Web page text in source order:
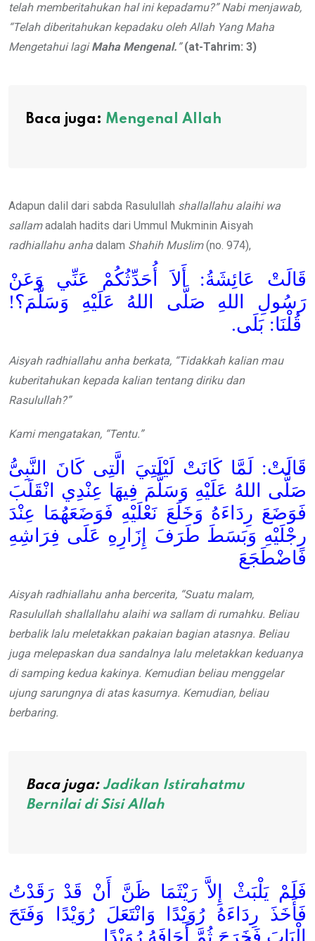
telah memberitahukan hal ini kepadamu?” Nabi menjawab,
“Telah diberitahukan kepadaku oleh Allah Yang Maha
Mengetahui lagiMaha Mengenal. ”(at-Tahrim: 3)
Baca juga: Mengenal Allah
Adapun dalil dari sabda Rasulullah shallallahu alaihi wa
sallamadalah hadits dari Ummul Mukminin Aisyah
radhiallahu anha dalam Shahih Muslim(no. 974),
قَالَتْ عَائِشَةُ: أَلاَ أُحَدِّثُكُمْ عَنِّي وَعَنْ
رَسُولِ اللهِ صَلَّى اللهُ عَلَيْهِ وَسَلَّمَ؟!
قُلْنَا: بَلَى.
Aisyah radhiallahu anha berkata, “Tidakkah kalian mau
kuberitahukan kepada kalian tentang diriku dan
Rasulullah?”
Kami mengatakan, “Tentu.”
قَالَتْ: لَمَّا كَانَتْ لَيْلَتِيَ الَّتِى كَانَ النَّبِىُّ
صَلَّى اللهُ عَلَيْهِ وَسَلَّمَ فِيهَا عِنْدِي انْقَلَبَ
فَوَضَعَ رِدَاءَهُ وَخَلَعَ نَعْلَيْهِ فَوَضَعَهُمَا عِنْدَ
رِجْلَيْهِ وَبَسَطَ طَرَفَ إِزَارِهِ عَلَى فِرَاشِهِ
فَاضْطَجَعَ
Aisyah radhiallahu anha bercerita, “Suatu malam,
Rasulullah shallallahu alaihi wa sallam di rumahku. Beliau
berbalik lalu meletakkan pakaian bagian atasnya. Beliau
juga melepaskan dua sandalnya lalu meletakkan keduanya
di samping kedua kakinya. Kemudian beliau menggelar
ujung sarungnya di atas kasurnya. Kemudian, beliau
berbaring.
Baca juga: Jadikan Istirahatmu
Bernilai di Sisi Allah
فَلَمْ يَلْبَثْ إِلاَّ رَيْثَمَا ظَنَّ أَنْ قَدْ رَقَدْتُ
فَأَخَذَ رِدَاءَهُ رُوَيْدًا وَانْتَعَلَ رُوَيْدًا وَفَتَحَ